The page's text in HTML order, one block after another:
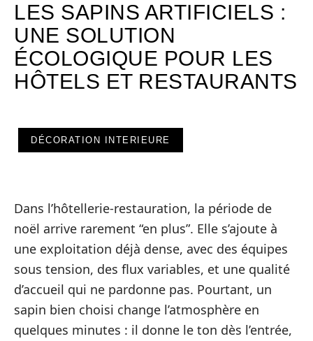
LES SAPINS ARTIFICIELS :
UNE SOLUTION
ÉCOLOGIQUE POUR LES
HÔTELS ET RESTAURANTS
DÉCORATION INTERIEURE
Dans l’hôtellerie-restauration, la période de
noël arrive rarement “en plus”. Elle s’ajoute à
une exploitation déjà dense, avec des équipes
sous tension, des flux variables, et une qualité
d’accueil qui ne pardonne pas. Pourtant, un
sapin bien choisi change l’atmosphère en
quelques minutes : il donne le ton dès l’entrée,